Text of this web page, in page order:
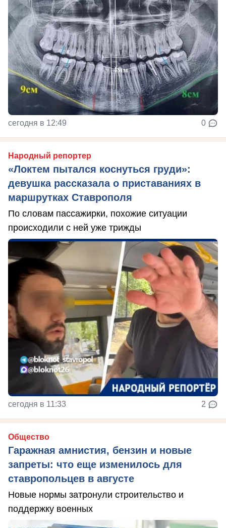
сегодня в 12:49 0
Народный репортер
«Локтем пытался коснуться груди»:
девушка рассказала о приставаниях в
маршрутках Ставрополя
По словам пассажирки, похожие ситуации
происходили с ней уже трижды
сегодня в 11:33 2
Общество
Гаражная амнистия, бензин и новые
запреты: что еще изменилось для
ставропольцев в августе
Новые нормы затронули строительство и
поддержку военных